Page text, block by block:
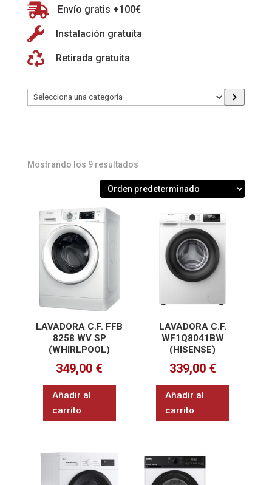
 Envío gratis +100€
 Instalación gratuita
 Retirada gratuita
Selecciona
una
Mostrando los 9 resultados
LAVADORA C.F. FFB
8258 WV SP
(WHIRLPOOL)
349,00 €
Añadir al
carrito
LAVADORA C.F.
WF1Q8041BW
(HISENSE)
339,00 €
Añadir al
carrito